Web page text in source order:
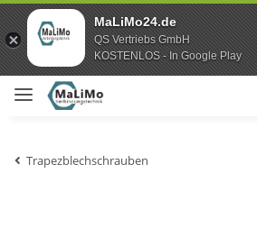
MaLiMo24.de
QS Vertriebs GmbH
KOSTENLOS - In Google Play
Trapezblechschrauben